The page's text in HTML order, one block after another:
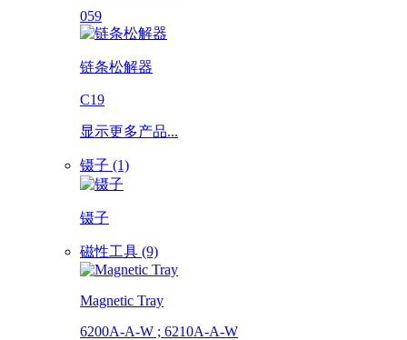
059
链条松解器
C19
显示更多产品...
镊子 (1)
镊子
磁性工具 (9)
Magnetic Tray
6200A-A-W ; 6210A-A-W